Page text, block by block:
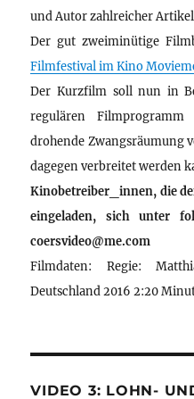
und Autor zahlreicher
Der gut zweiminütige
Filmfestival im Kino
Der Kurzfilm soll nun in
regulären
drohende Zwangsräumung
dagegen verbreitet werden
Kinobetreiber_innen, die
eingeladen, sich unter
coersvideo@me.com
Filmdaten: Regie:
Deutschland 2016 2:20
VIDEO 3: LOHN-